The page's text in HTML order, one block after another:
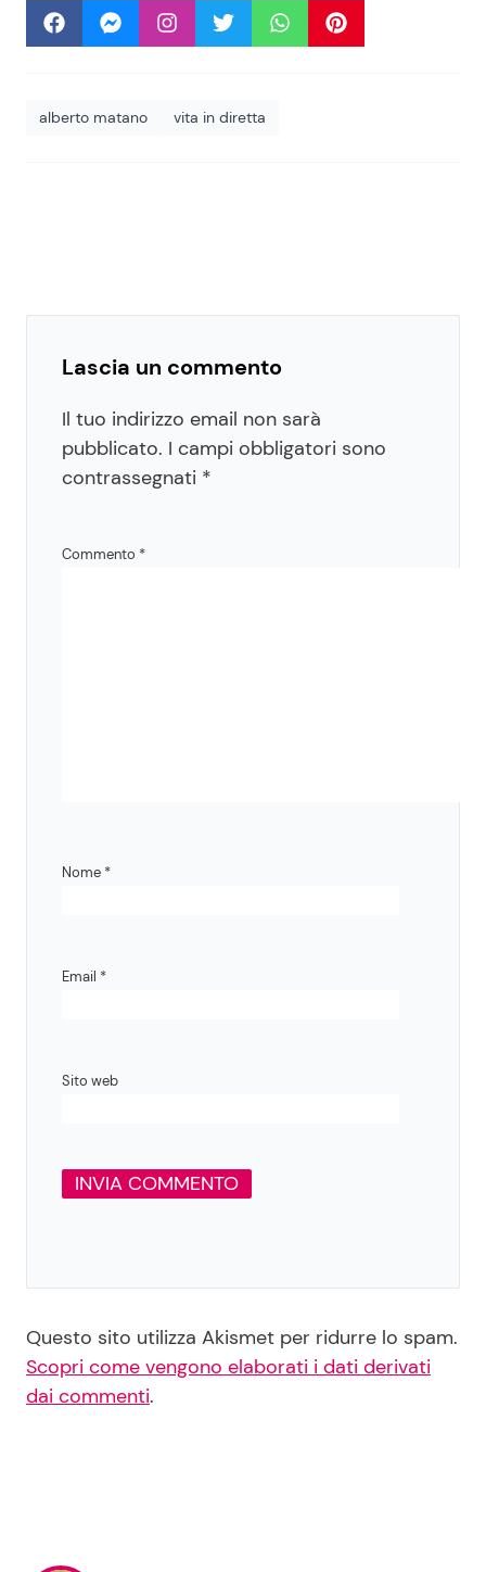
alberto matano vita in diretta
Lascia un commento
Il tuo indirizzo email non sarà
pubblicato. I campi obbligatori sono
contrassegnati *
Commento *
Nome *
Email *
Sito web
Questo sito utilizza Akismet per ridurre lo spam.
Scopri come vengono elaborati i dati derivati
dai commenti.